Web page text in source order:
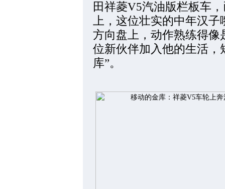
田祥菱V5汽油版栏板车
上，这位壮实的中年汉
方向盘上，动作熟练得像
位新伙伴加入他的生活，
库”。